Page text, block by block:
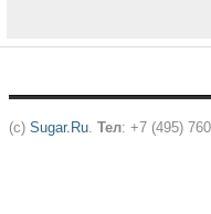
(c) Sugar.Ru. Тел: +7 (495)